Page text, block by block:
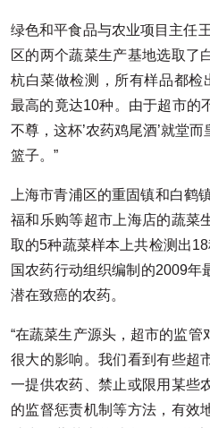
绿色和平食品与农业项目主任
区的两个蔬菜生产基地选取了
杭白菜做检测，所有样品都检
最高的竟达10种。由于超市的
不尊，这杯’农药鸡尾酒’就堂
篮子。”
上海市青浦区的重固镇和白鹤
福和乐购等超市上海店的蔬菜
取的5种蔬菜样本上共检测出
国农药行动组织编制的2009年
潜在致癌的农药。
“在蔬菜生产源头，超市的监
很大的影响。我们看到有些超
一提供农药、禁止或限用某些
的监督惩责机制等方法，有效